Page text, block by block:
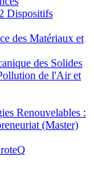
Dispositifs
des Matériaux et
des Solides
de l'Air et
Renouvelables :
(Master)